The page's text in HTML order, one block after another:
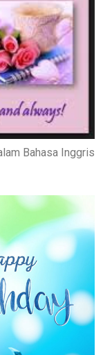
Bahasa Inggris